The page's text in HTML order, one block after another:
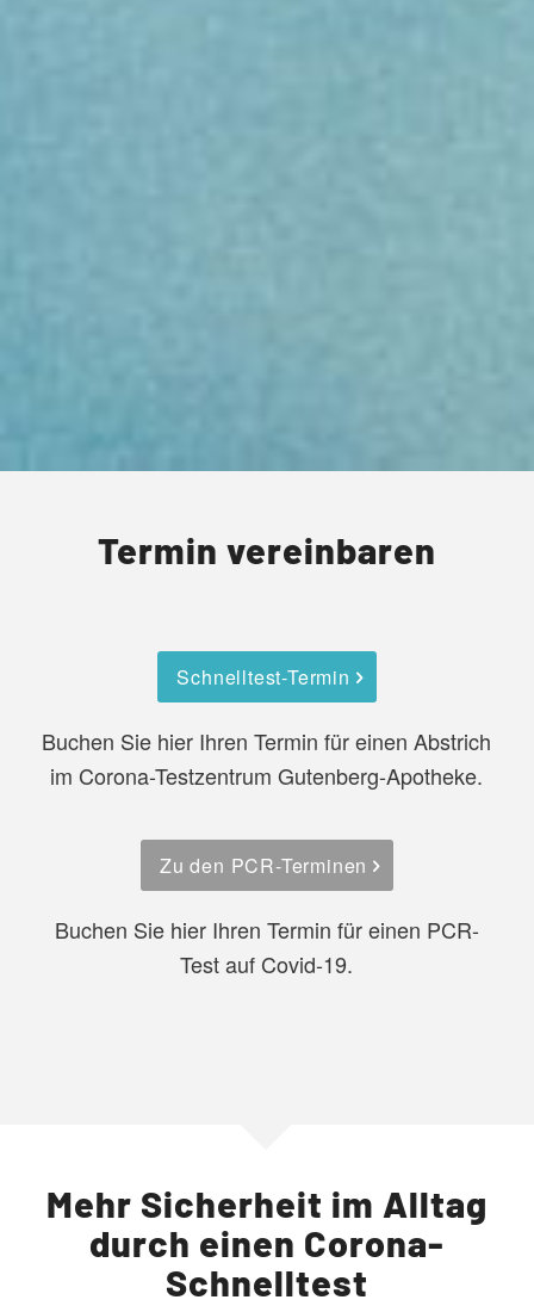
Termin vereinbaren
Schnelltest-Termin
Buchen Sie hier Ihren Termin für einen Abstrich
im Corona-Testzentrum Gutenberg-Apotheke.
Zu den PCR-Terminen
Buchen Sie hier Ihren Termin für einen PCR-
Test auf Covid-19.
Mehr Sicherheit im Alltag
durch einen Corona-
Schnelltest